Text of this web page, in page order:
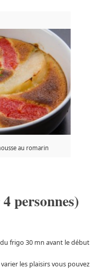
au romarin
personnes)
frigo 30 mn avant le début
les plaisirs vous pouvez